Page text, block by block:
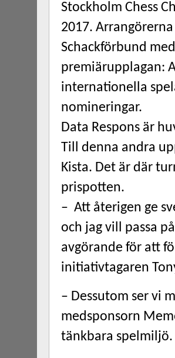
Stockholm Chess
2017.
Schackförbund
premiärupplagan:
internationella
nomineringar.
Data Respons är
Till denna andra
Kista. Det är där
prispotten.
– Att återigen ge
och jag vill passa
avgörande för att
initiativtagaren
– Dessutom ser vi
medsponsorn
tänkbara spelmiljö.